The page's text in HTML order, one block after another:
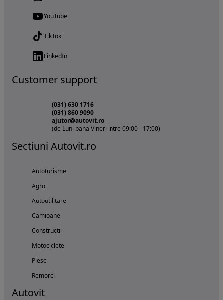
YouTube
TikTok
LinkedIn
Customer support
(031) 630 1716
(031) 860 9090
ajutor@autovit.ro
(de Luni pana Vineri intre 09:00 - 17:00)
Sectiuni Autovit.ro
Autoturisme
Agro
Autoutilitare
Camioane
Constructii
Motociclete
Piese
Remorci
Autovit